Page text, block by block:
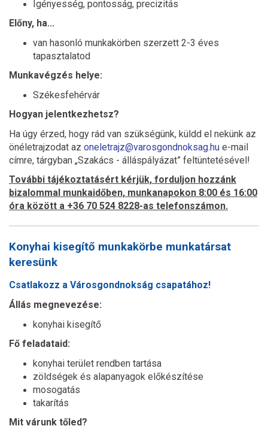
Igényesség, pontosság, precizitás
Előny, ha...
van hasonló munkakörben szerzett 2-3 éves
tapasztalatod
Munkavégzés helye:
Székesfehérvár
Hogyan jelentkezhetsz?
Ha úgy érzed, hogy rád van szükségünk, küldd el nekünk az
önéletrajzodat az oneletrajz@varosgondnoksag.hu e-mail
címre, tárgyban „Szakács - álláspályázat” feltüntetésével!
További tájékoztatásért kérjük, forduljon hozzánk
bizalommal munkaidőben, munkanapokon 8:00 és 16:00
óra között a +36 70 524 8228-as telefonszámon.
Konyhai kisegítő munkakörbe munkatársat
keresünk
Csatlakozz a Városgondnokság csapatához!
Állás megnevezése:
konyhai kisegítő
Fő feladataid:
konyhai terület rendben tartása
zöldségek és alapanyagok előkészítése
mosogatás
takarítás
Mit várunk tőled?